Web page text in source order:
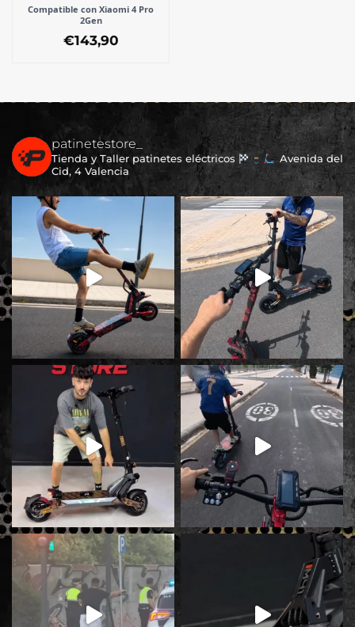
Compatible con Xiaomi 4 Pro
2Gen
€143,90
patinetestore_
Tienda y Taller patinetes eléctricos
Avenida del
Cid, 4 Valencia